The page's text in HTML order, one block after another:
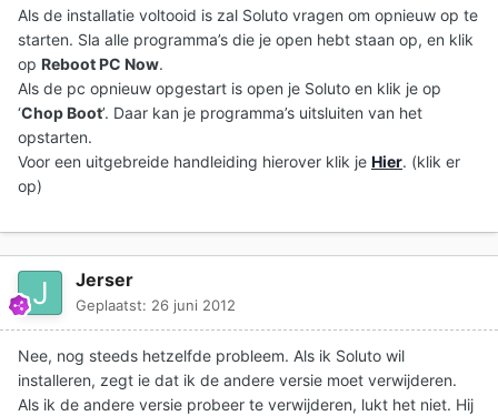
Als de installatie voltooid is zal Soluto vragen om opnieuw op te
starten. Sla alle programma’s die je open hebt staan op, en klik
op Reboot PC Now.
Als de pc opnieuw opgestart is open je Soluto en klik je op
‘Chop Boot’. Daar kan je programma’s uitsluiten van het
opstarten.
Voor een uitgebreide handleiding hierover klik je Hier. (klik er
op)
Jerser
Geplaatst: 26 juni 2012
Nee, nog steeds hetzelfde probleem. Als ik Soluto wil
installeren, zegt ie dat ik de andere versie moet verwijderen.
Als ik de andere versie probeer te verwijderen, lukt het niet. Hij